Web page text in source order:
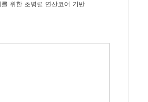
위한 초병렬 연산코어 기반